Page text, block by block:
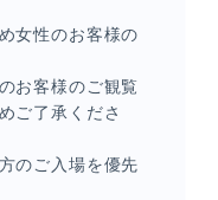
女性のお客様の
お客様のご観覧
ご了承くださ
のご入場を優先